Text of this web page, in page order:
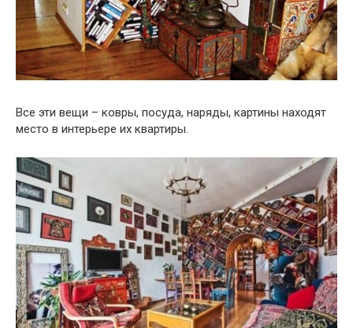
Все эти вещи – ковры, посуда, наряды, картины находят
место в интерьере их квартиры.